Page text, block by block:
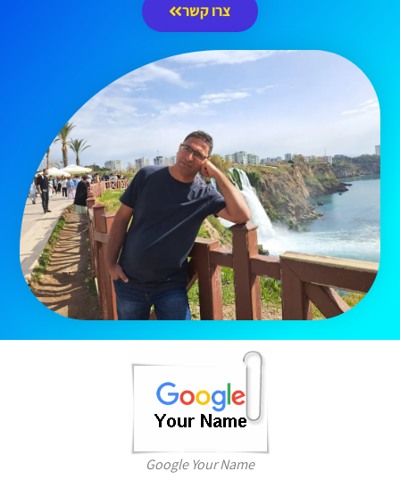
צרו קשר
Google Your Name